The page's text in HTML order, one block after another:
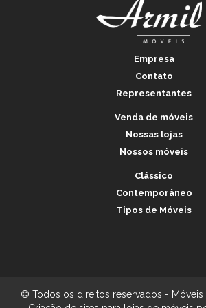
Empresa
Contato
Representantes
Venda de móveis
Nossas lojas
Nossos móveis
Clássico
Contemporâneo
Tipos de Móveis
© Todos os direitos reservados - Móveis